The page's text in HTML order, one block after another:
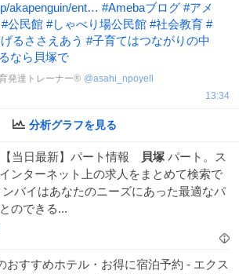
ド
を
消
akapenguin/ent… #Amebaブログ #アメ
#公民館 #しゃべり場公民館 #社会教育 #
るささえあう #子育てはつながりの中
なら貝塚で
発達トレーナー® @asahi_npoyell
13:34
分析グラフを見る
当日最新】パート情報 貝塚 パート。ス
ンターネット上の求人をまとめて検索で
バイはあなたのニーズにあった最適なパ
のできる...
おすすめホテル・お得に宿泊予約 - エクス